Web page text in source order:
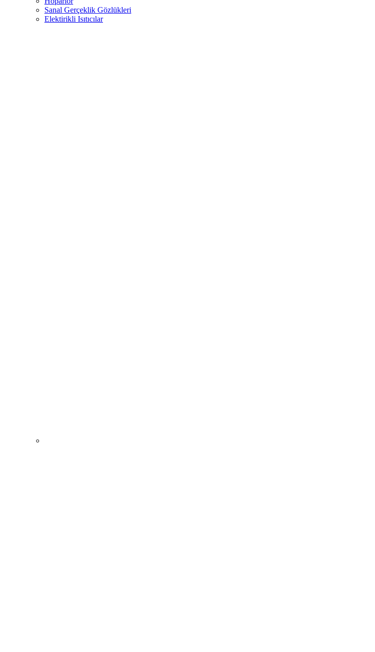
Sanal Gerçeklik Gözlükleri
Elektirikli Isıtıcılar